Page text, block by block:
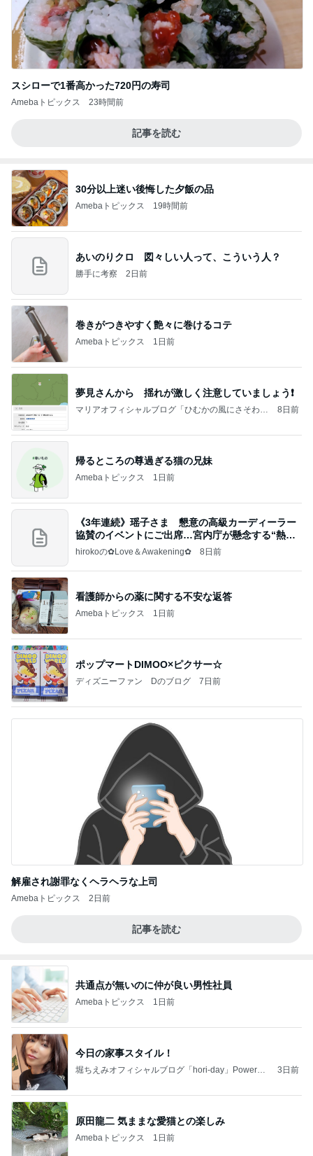
スシローで1番高かった720円の寿司
Amebaトピックス 23時間前
記事を読む
30分以上迷い後悔した夕飯の品
Amebaトピックス 19時間前
あいのりクロ 図々しい人って、こういう人？
勝手に考察 2日前
巻きがつきやすく艶々に巻けるコテ
Amebaトピックス 1日前
夢見さんから 揺れが激しく注意していましょう❗️
マリアオフィシャルブログ「ひむかの風にさそわれ
8日前
帰るところの尊過ぎる猫の兄妹
Amebaトピックス 1日前
《3年連続》瑶子さま 懇意の高級カーディーラー
協賛のイベントにご出席…宮内庁が懸念する“熱心
すぎ
hirokoの✿Love＆Awakening✿ 8日前
看護師からの薬に関する不安な返答
Amebaトピックス 1日前
ポップマートDIMOO×ピクサー☆
ディズニーファン Dのブログ 7日前
解雇され謝罪なくヘラヘラな上司
Amebaトピックス 2日前
記事を読む
共通点が無いのに仲が良い男性社員
Amebaトピックス 1日前
今日の家事スタイル！
堀ちえみオフィシャルブログ「hori-day」Powered
3日前
原田龍二 気ままな愛猫との楽しみ
Amebaトピックス 1日前